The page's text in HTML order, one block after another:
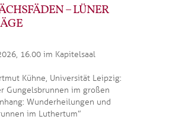
– LÜNER
16.00 im Kapitelsaal
Kühne, Universität Leipzig:
Gungelsbrunnen im großen
Wunderheilungen und
im Luthertum”